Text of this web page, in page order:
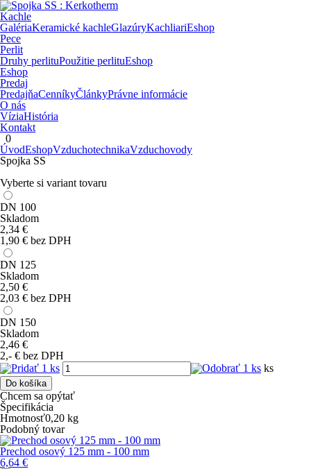
Kachle
GalériaKeramické kachleGlazúryKachliariEshop
Pece
Perlit
Druhy perlituPoužitie perlituEshop
Eshop
Predaj
PredajňaCenníkyČlánkyPrávne informácie
O nás
VíziaHistória
Kontakt
0
ÚvodEshopVzduchotechnikaVzduchovody
Spojka SS
Vyberte si variant tovaru
DN 100
Skladom
2,34 €
1,90 € bez DPH
DN 125
Skladom
2,50 €
2,03 € bez DPH
DN 150
Skladom
2,46 €
2,- € bez DPH
ks
Do košíka
Chcem sa opýtať
Špecifikácia
Hmotnosť0,20 kg
Podobný tovar
Prechod osový 125 mm - 100 mm
6,64 €